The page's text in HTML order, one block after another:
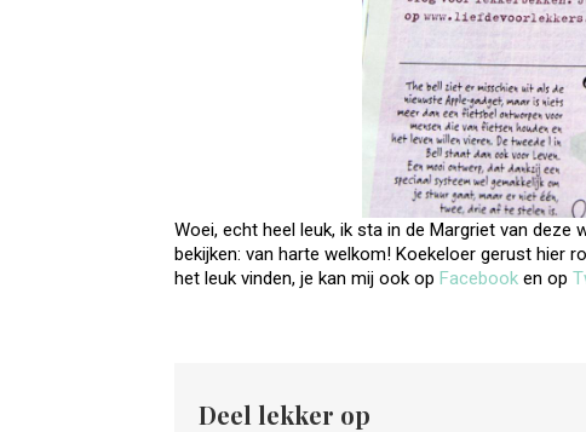
Woei, echt heel leuk, ik sta in de Margriet van
bekijken: van harte welkom! Koekeloer gerust hier
het leuk vinden, je kan mij ook op Facebooken op
Deel lekker op